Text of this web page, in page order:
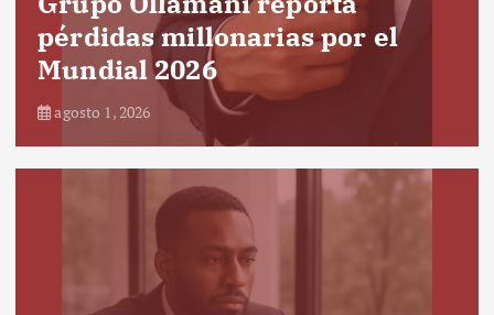
pérdidas millonarias por el
Mundial 2026
agosto 1, 2026